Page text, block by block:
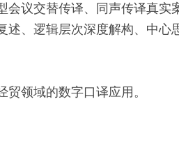
会议交替传译、同声传译真实
、逻辑层次深度解构、中心
领域的数字口译应用。